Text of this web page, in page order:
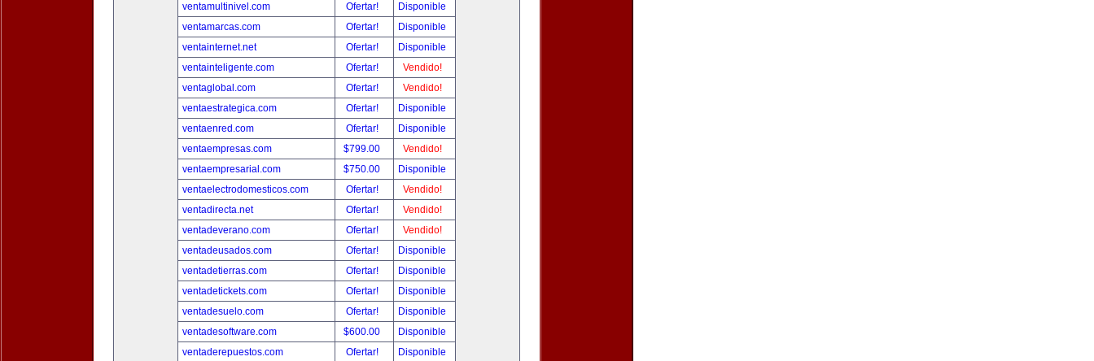
ventamultinivel.com
Ofertar!
Disponible
ventamarcas.com
Ofertar!
Disponible
ventainternet.net
Ofertar!
Disponible
ventainteligente.com
Ofertar!
Vendido!
ventaglobal.com
Ofertar!
Vendido!
ventaestrategica.com
Ofertar!
Disponible
ventaenred.com
Ofertar!
Disponible
ventaempresas.com
$799.00
Vendido!
ventaempresarial.com
$750.00
Disponible
ventaelectrodomesticos.com
Ofertar!
Vendido!
ventadirecta.net
Ofertar!
Vendido!
ventadeverano.com
Ofertar!
Vendido!
ventadeusados.com
Ofertar!
Disponible
ventadetierras.com
Ofertar!
Disponible
ventadetickets.com
Ofertar!
Disponible
ventadesuelo.com
Ofertar!
Disponible
ventadesoftware.com
$600.00
Disponible
ventaderepuestos.com
Ofertar!
Disponible